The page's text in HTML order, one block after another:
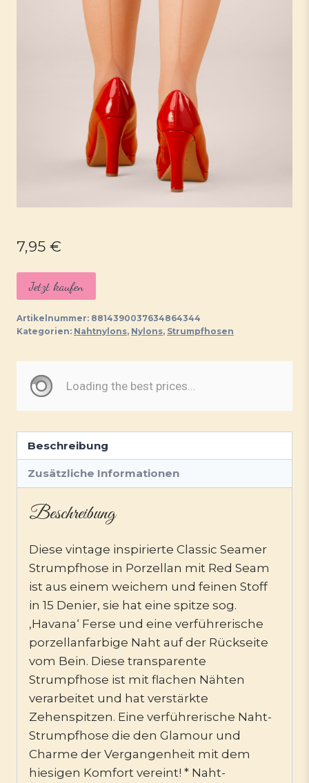
7,95 €
Jetzt kaufen
Artikelnummer: 8814390037634864344
Kategorien: Nahtnylons, Nylons, Strumpfhosen
Beschreibung
Zusätzliche Informationen
Beschreibung
Diese vintage inspirierte Classic Seamer
Strumpfhose in Porzellan mit Red Seam
ist aus einem weichem und feinen Stoff
in 15 Denier, sie hat eine spitze sog.
‚Havana‘ Ferse und eine verführerische
porzellanfarbige Naht auf der Rückseite
vom Bein. Diese transparente
Strumpfhose ist mit flachen Nähten
verarbeitet und hat verstärkte
Zehenspitzen. Eine verführerische Naht-
Strumpfhose die den Glamour und
Charme der Vergangenheit mit dem
hiesigen Komfort vereint! * Naht-